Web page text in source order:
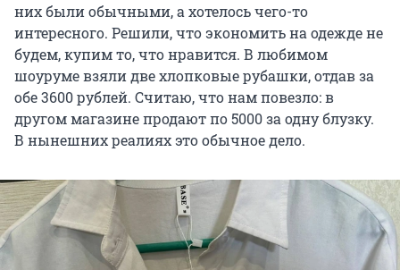
них были обычными, а хотелось чего-то
интересного. Решили, что экономить на одежде не
будем, купим то, что нравится. В любимом
шоуруме взяли две хлопковые рубашки, отдав за
обе 3600 рублей. Считаю, что нам повезло: в
другом магазине продают по 5000 за одну блузку.
В нынешних реалиях это обычное дело.